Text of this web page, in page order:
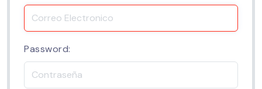
Password: